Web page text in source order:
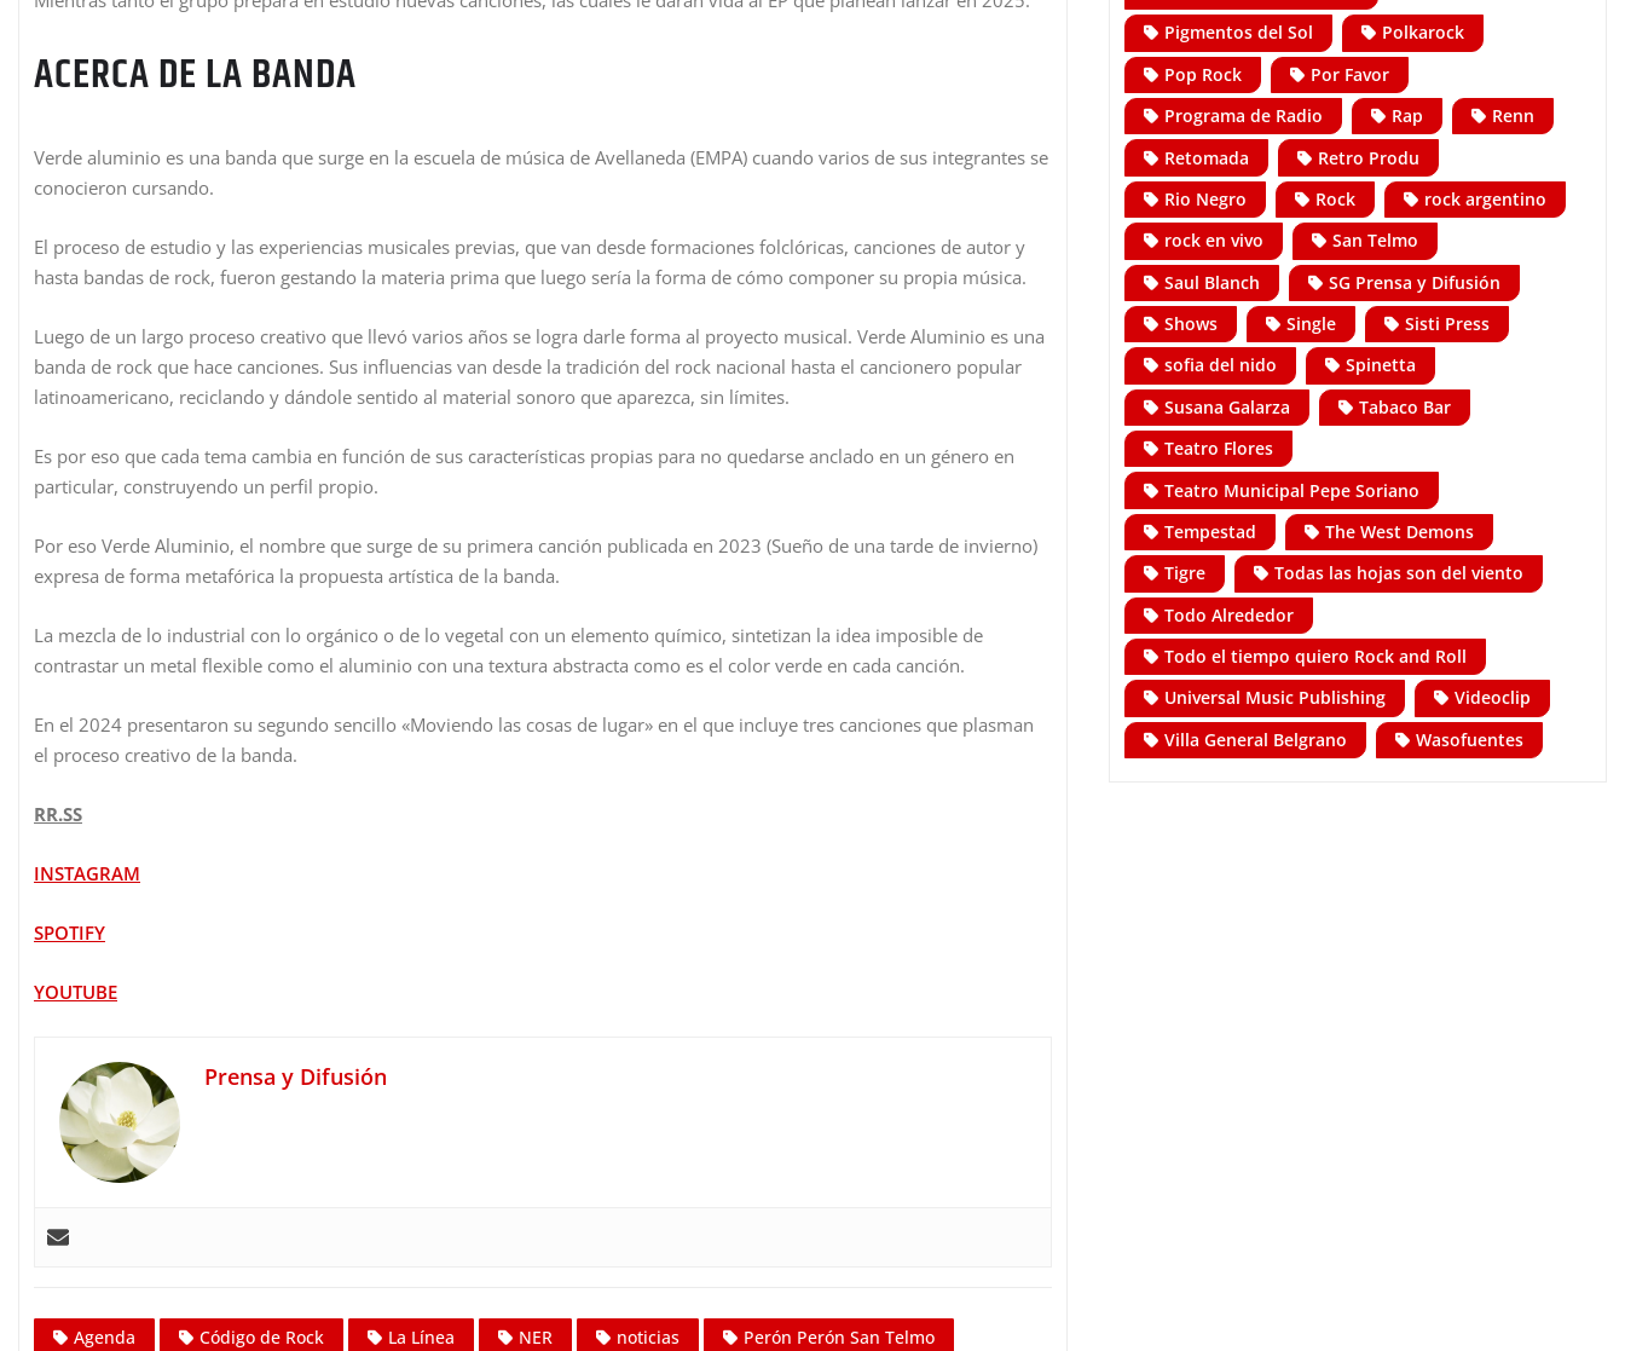
ACERCA DE LA BANDA
Verde aluminio es una banda que surge en la escuela de música de Avellaneda (EMPA) cuando varios de sus integrantes se
conocieron cursando.
El proceso de estudio y las experiencias musicales previas, que van desde formaciones folclóricas, canciones de autor y
hasta bandas de rock, fueron gestando la materia prima que luego sería la forma de cómo componer su propia música.
Luego de un largo proceso creativo que llevó varios años se logra darle forma al proyecto musical. Verde Aluminio es una
banda de rock que hace canciones. Sus influencias van desde la tradición del rock nacional hasta el cancionero popular
latinoamericano, reciclando y dándole sentido al material sonoro que aparezca, sin límites.
Es por eso que cada tema cambia en función de sus características propias para no quedarse anclado en un género en
particular, construyendo un perfil propio.
Por eso Verde Aluminio, el nombre que surge de su primera canción publicada en 2023 (Sueño de una tarde de invierno)
expresa de forma metafórica la propuesta artística de la banda.
La mezcla de lo industrial con lo orgánico o de lo vegetal con un elemento químico, sintetizan la idea imposible de
contrastar un metal flexible como el aluminio con una textura abstracta como es el color verde en cada canción.
En el 2024 presentaron su segundo sencillo «Moviendo las cosas de lugar» en el que incluye tres canciones que plasman
el proceso creativo de la banda.
RR.SS
INSTAGRAM
SPOTIFY
YOUTUBE
Prensa y Difusión
Agenda Código de Rock La Línea NER noticias
Perón Perón San Telmo
Pigmentos del Sol
Polkarock
Pop Rock
Por Favor
Programa de Radio
Rap
Renn
Retomada
Retro Produ
Rio Negro
Rock
rock argentino
rock en vivo
San Telmo
Saul Blanch
SG Prensa y Difusión
Shows
Single
Sisti Press
sofia del nido
Spinetta
Susana Galarza
Tabaco Bar
Teatro Flores
Teatro Municipal Pepe Soriano
Tempestad
The West Demons
Tigre
Todas las hojas son del viento
Todo Alrededor
Todo el tiempo quiero Rock and Roll
Universal Music Publishing
Videoclip
Villa General Belgrano
Wasofuentes